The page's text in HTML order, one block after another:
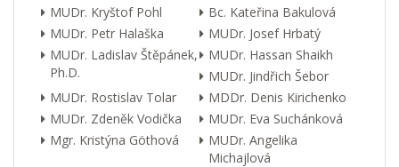
MUDr. Kryštof Pohl
Bc. Kateřina Bakulová
MUDr. Petr Halaška
MUDr. Josef Hrbatý
MUDr. Ladislav Štěpánek,
Ph.D.
MUDr. Hassan Shaikh
MUDr. Jindřich Šebor
MUDr. Rostislav Tolar
MDDr. Denis Kirichenko
MUDr. Zdeněk Vodička
MUDr. Eva Suchánková
Mgr. Kristýna Göthová
MUDr. Angelika
Michajlová